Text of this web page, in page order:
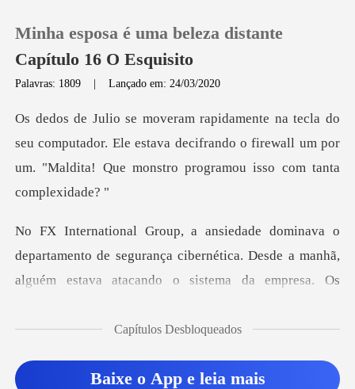
0
Loja
Sair
Minha esposa é uma beleza distante
Capítulo 16 O Esquisito
Palavras: 1809 |Lançado em: 24/03/2020
omputador. Ele estava decifrando o firewall um por
um. "Ma
mento de segurança cibernética. Desde a manhã,
alguém est
Capítulos Desbloqueados
Baixe o App e leia mais